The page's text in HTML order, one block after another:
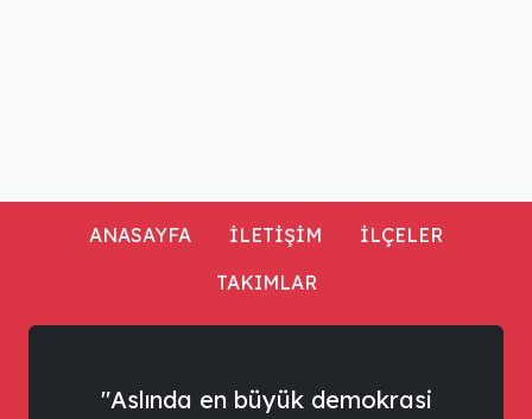
ANASAYFA İLETİŞİM
İLÇELER
TAKIMLAR
"Aslında en büyük demokrasi